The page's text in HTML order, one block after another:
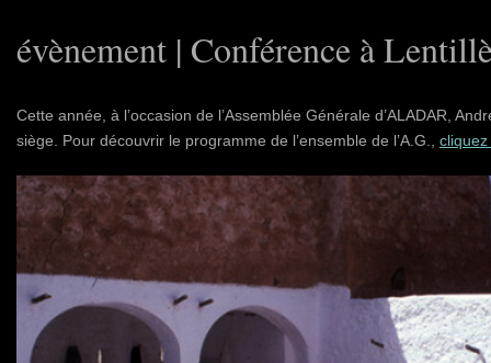
évènement | Conférence à
Cette année, à l’occasion de l’Assemblée Générale d’ALADAR,
siège. Pour découvrir le programme de l’ensemble de l’A.G., cliquez